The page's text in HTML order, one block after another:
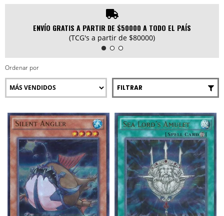
ENVÍO GRATIS A PARTIR DE $50000 A TODO EL PAÍS
(TCG's a partir de $80000)
Ordenar por
FILTRAR